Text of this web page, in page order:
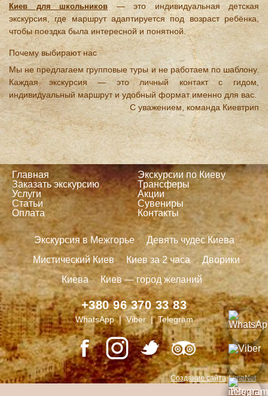
Киев для школьников — это индивидуальная детская
экскурсия, где маршрут адаптируется под возраст ребёнка,
чтобы поездка была интересной и понятной.
Почему выбирают нас
Мы не предлагаем групповые туры и не работаем по шаблону.
Каждая экскурсия — это личный контакт с гидом,
индивидуальный маршрут и удобный формат именно для вас.
С уважением, команда Киевтрип
Главная
Экскурсии по Киеву
Заказать экскурсию
Трансферы
Услуги
Акции
Статьи
Сувениры
Оплата
Контакты
Экскурсия в Межгорье
Девять чудес Киева
Мистический Киев
Киев за 2 часа
Дворики
Киева
Киев — город желаний
+380 96 370 33 83
WhatsApp | Viber | Telegram
Создание сайта LimeNet